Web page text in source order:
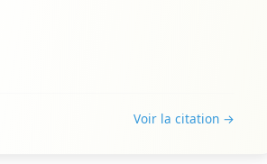
Voir la citation →